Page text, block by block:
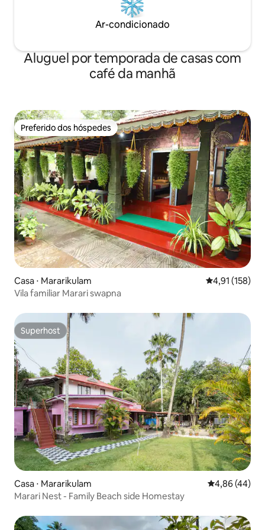
Ar-condicionado
Aluguel por temporada de casas com
café da manhã
Preferido dos hóspedes
Preferido dos hóspedes
Casa ⋅ Mararikulam 4,91 de uma
4,91 (158)
Vila familiar Marari swapna
Superhost
Superhost
Casa ⋅ Mararikulam 4,86 de uma
4,86 (44)
Marari Nest - Family Beach side Homestay